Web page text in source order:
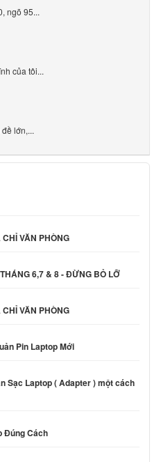
ngõ 95...
của tôi...
lớn,...
VĂN PHÒNG
6,7 & 8 - ĐỪNG BỎ LỠ
VĂN PHÒNG
Pin Laptop Mới
Sạc Laptop ( Adapter ) một cách
Đúng Cách